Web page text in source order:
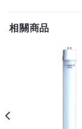
相關商品